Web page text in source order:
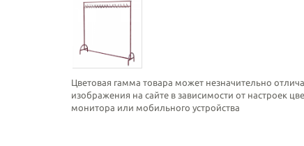
Цветовая гамма товара может незначительно
изображения на сайте в зависимости от настроек
монитора или мобильного устройства